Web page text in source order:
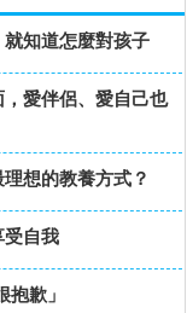
知道怎麼對孩子
愛伴侶、愛自己也
想的教養方式？
受自我
歉」